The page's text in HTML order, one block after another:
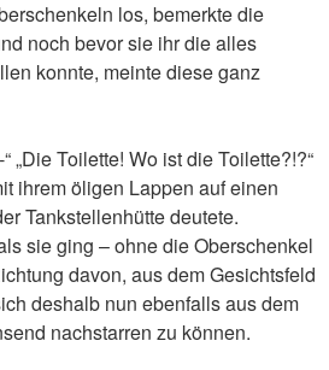
los, bemerkte die
noch bevor sie ihr die alles
konnte, meinte diese ganz
„Die Toilette! Wo ist die Toilette?!?“
ihrem öligen Lappen auf einen
Tankstellenhütte deutete.
sie ging – ohne die Oberschenkel
davon, aus dem Gesichtsfeld
deshalb nun ebenfalls aus dem
nachstarren zu können.